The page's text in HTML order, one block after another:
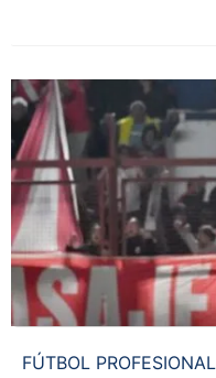
FÚTBOL PROFESIONAL